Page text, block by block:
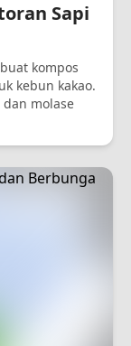
Sapi
kompos
kebun kakao.
molase